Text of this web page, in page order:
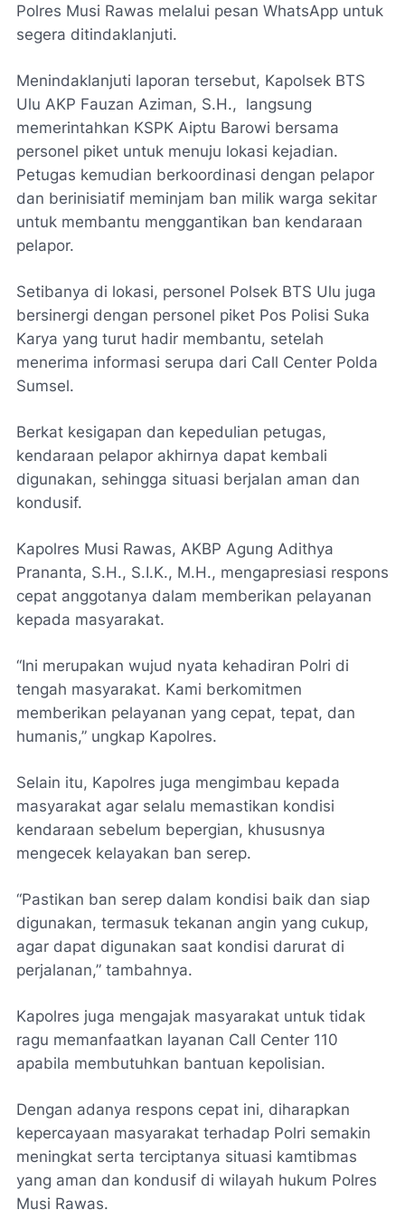
Polres Musi Rawas melalui pesan WhatsApp untuk
segera ditindaklanjuti.
Menindaklanjuti laporan tersebut, Kapolsek BTS
Ulu AKP Fauzan Aziman, S.H., langsung
memerintahkan KSPK Aiptu Barowi bersama
personel piket untuk menuju lokasi kejadian.
Petugas kemudian berkoordinasi dengan pelapor
dan berinisiatif meminjam ban milik warga sekitar
untuk membantu menggantikan ban kendaraan
pelapor.
Setibanya di lokasi, personel Polsek BTS Ulu juga
bersinergi dengan personel piket Pos Polisi Suka
Karya yang turut hadir membantu, setelah
menerima informasi serupa dari Call Center Polda
Sumsel.
Berkat kesigapan dan kepedulian petugas,
kendaraan pelapor akhirnya dapat kembali
digunakan, sehingga situasi berjalan aman dan
kondusif.
Kapolres Musi Rawas, AKBP Agung Adithya
Prananta, S.H., S.I.K., M.H., mengapresiasi respons
cepat anggotanya dalam memberikan pelayanan
kepada masyarakat.
“Ini merupakan wujud nyata kehadiran Polri di
tengah masyarakat. Kami berkomitmen
memberikan pelayanan yang cepat, tepat, dan
humanis,” ungkap Kapolres.
Selain itu, Kapolres juga mengimbau kepada
masyarakat agar selalu memastikan kondisi
kendaraan sebelum bepergian, khususnya
mengecek kelayakan ban serep.
“Pastikan ban serep dalam kondisi baik dan siap
digunakan, termasuk tekanan angin yang cukup,
agar dapat digunakan saat kondisi darurat di
perjalanan,” tambahnya.
Kapolres juga mengajak masyarakat untuk tidak
ragu memanfaatkan layanan Call Center 110
apabila membutuhkan bantuan kepolisian.
Dengan adanya respons cepat ini, diharapkan
kepercayaan masyarakat terhadap Polri semakin
meningkat serta terciptanya situasi kamtibmas
yang aman dan kondusif di wilayah hukum Polres
Musi Rawas.